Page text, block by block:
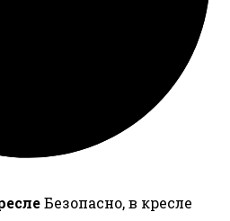
Безопасно, в кресле